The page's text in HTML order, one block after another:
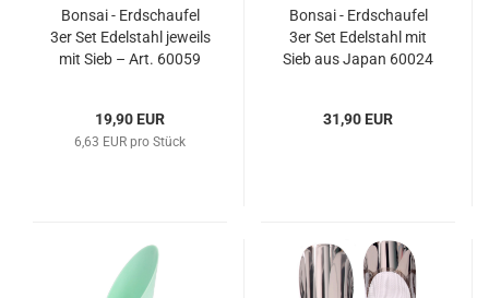
Bonsai - Erdschaufel
3er Set Edelstahl jeweils
mit Sieb – Art. 60059
19,90 EUR
6,63 EUR pro Stück
Bonsai - Erdschaufel
3er Set Edelstahl mit
Sieb aus Japan 60024
31,90 EUR